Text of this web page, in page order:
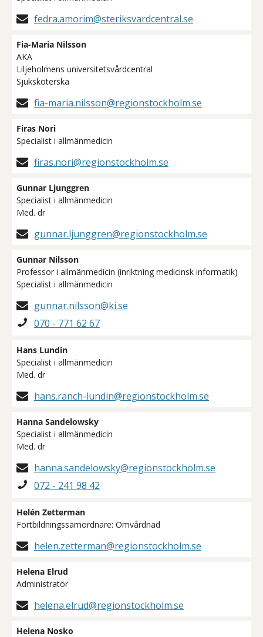
fedra.amorim@steriksvardcentral.se
Fia-Maria Nilsson
AKA
Liljeholmens universitetsvårdcentral
Sjuksköterska
fia-maria.nilsson@regionstockholm.se
Firas Nori
Specialist i allmänmedicin
firas.nori@regionstockholm.se
Gunnar Ljunggren
Specialist i allmänmedicin
Med. dr
gunnar.ljunggren@regionstockholm.se
Gunnar Nilsson
Professor i allmänmedicin (inriktning medicinsk informatik)
Specialist i allmänmedicin
gunnar.nilsson@ki.se
070 - 771 62 67
Hans Lundin
Specialist i allmänmedicin
Med. dr
hans.ranch-lundin@regionstockholm.se
Hanna Sandelowsky
Specialist i allmänmedicin
Med. dr
hanna.sandelowsky@regionstockholm.se
072 - 241 98 42
Helén Zetterman
Fortbildningssamordnare: Omvårdnad
helen.zetterman@regionstockholm.se
Helena Elrud
Administratör
helena.elrud@regionstockholm.se
Helena Nosko